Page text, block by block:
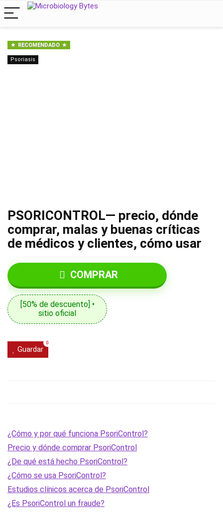
RECOMENDADO
Psoriasis
PSORICONTROL— precio, dónde
comprar, malas y buenas críticas
de médicos y clientes, cómo usar
COMPRAR
[50% de descuento] •
sitio oficial
Guardar
0
¿Cómo y por qué funciona PsoriControl?
Precio y dónde comprar PsoriControl
¿De qué está hecho PsoriControl?
¿Cómo se usa PsoriControl?
Estudios clínicos acerca de PsoriControl
¿Es PsoriControl un fraude?